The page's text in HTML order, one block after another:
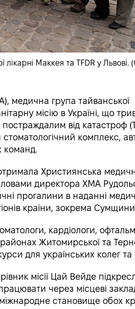
лікарні Маккея та TFDR у Львові.
медична група тайванської
місію в Україні, що
від катастроф
комплекс,
команд.
отримала Християнська
директора ХМА
прогалини в наданні
країни, зокрема
кардіологи,
Житомирської та
для українських колег та
місії Цай Вейде
через місцеві
становище обох